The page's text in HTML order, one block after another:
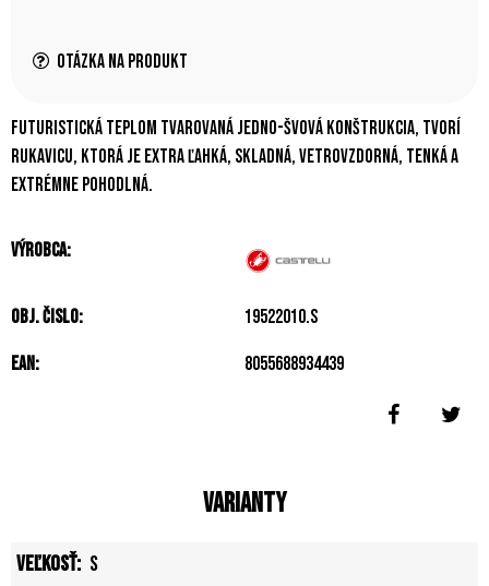
Otázka na produkt
Futuristická teplom tvarovaná jedno-švová konštrukcia, tvorí
rukavicu, ktorá je extra ľahká, skladná, vetrovzdorná, tenká a
extrémne pohodlná.
Výrobca:
Obj. čislo: 19522010.S
EAN: 8055688934439
Varianty
S